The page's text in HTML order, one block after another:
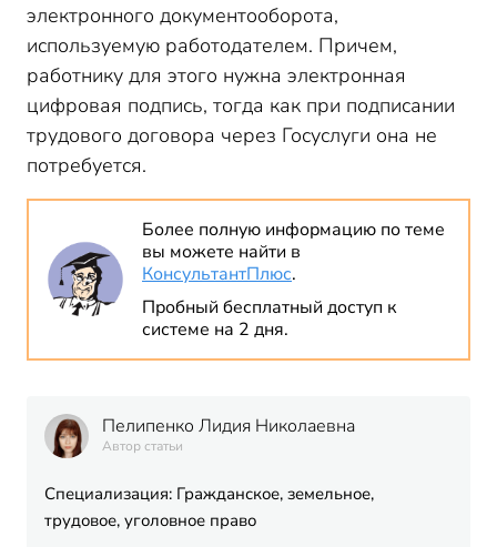
электронного документооборота,
используемую работодателем. Причем,
работнику для этого нужна электронная
цифровая подпись, тогда как при подписании
трудового договора через Госуслуги она не
потребуется.
Более полную информацию по теме
вы можете найти в
КонсультантПлюс.
Пробный бесплатный доступ к
системе на 2 дня.
Пелипенко Лидия Николаевна
Автор статьи
Специализация: Гражданское, земельное,
трудовое, уголовное право